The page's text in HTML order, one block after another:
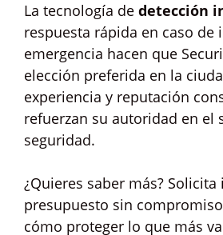
La tecnología de detección
respuesta rápida en caso de
emergencia hacen que
elección preferida en la
experiencia y reputación
refuerzan su autoridad en el
seguridad.
¿Quieres saber más?
presupuesto sin
cómo proteger lo que más